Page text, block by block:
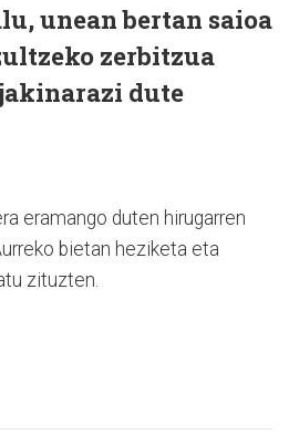
unean bertan saioa
zerbitzua
dute
eramango duten hirugarren
bietan heziketa eta
zituzten.